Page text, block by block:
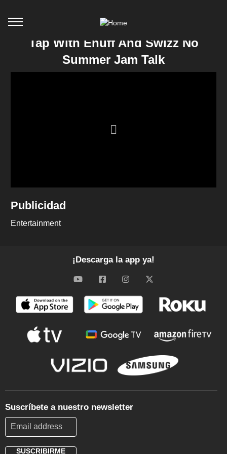
Tap With Enuff And Swizz No
Summer Jam Talk
Publicidad
Entertainment
¡Descarga la app ya!
Suscríbete a nuestro newsletter
SUSCRIBIRME